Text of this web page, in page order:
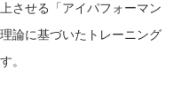
させる「アイパフォーマン
論に基づいたトレーニング
。